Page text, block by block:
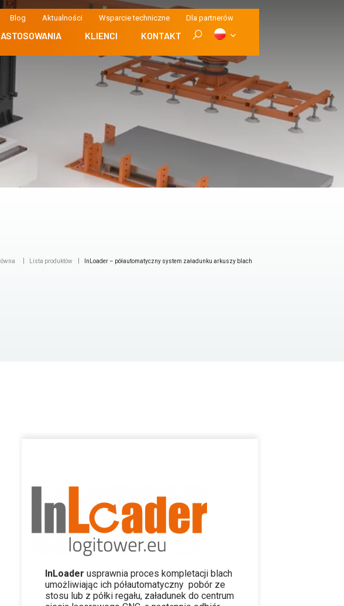
Blog Aktualności Wsparcie techniczne Dla partnerów
KLIENCI KONTAKT
Lista produktów InLoader – półautomatyczny system załadunku arkuszy blach
InLoader usprawnia proces kompletacji blach
umożliwiając ich półautomatyczny pobór ze
stosu lub z półki regału, załadunek do centrum